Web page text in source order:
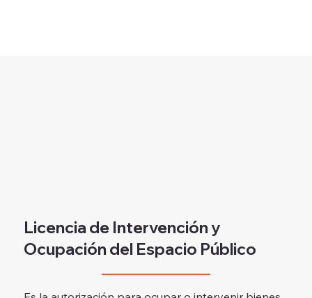
Licencia de Intervención y
Ocupación del Espacio Público